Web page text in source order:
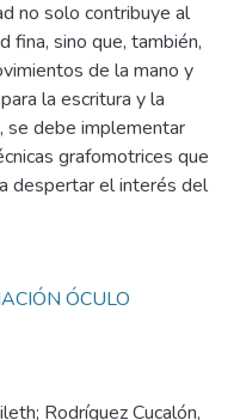
no solo contribuye al
fina, sino que, también,
de la mano y
la escritura y la
se debe implementar
grafomotrices que
despertar el interés del
ÓCULO
Rodríguez Cucalón,